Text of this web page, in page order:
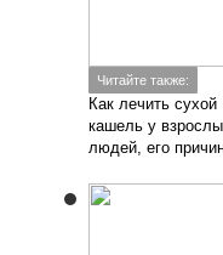
Читайте также:
Как лечить сухой
кашель у
людей, его